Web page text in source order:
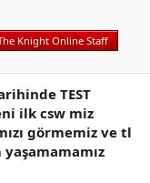
Knight Online Staff
TEST
ilk csw miz
görmemiz ve tl